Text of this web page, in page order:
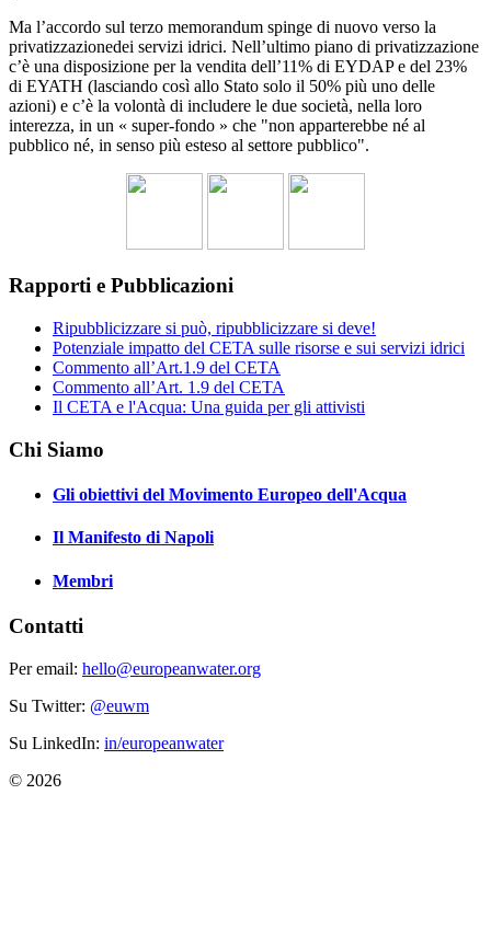
Ma l’accordo sul terzo memorandum spinge di nuovo verso la
privatizzazionedei servizi idrici. Nell’ultimo piano di privatizzazione
c’è una disposizione per la vendita dell’11% di EYDAP e del 23%
di EYATH (lasciando così allo Stato solo il 50% più uno delle
azioni) e c’è la volontà di includere le due società, nella loro
interezza, in un « super-fondo » che "non apparterebbe né al
pubblico né, in senso più esteso al settore pubblico".
Rapporti e Pubblicazioni
Ripubblicizzare si può, ripubblicizzare si deve!
Potenziale impatto del CETA sulle risorse e sui servizi idrici
Commento all’Art.1.9 del CETA
Commento all’Art. 1.9 del CETA
Il CETA e l'Acqua: Una guida per gli attivisti
Chi Siamo
Gli obiettivi del Movimento Europeo dell'Acqua
Il Manifesto di Napoli
Membri
Contatti
Per email: hello@europeanwater.org
Su Twitter: @euwm
Su LinkedIn: in/europeanwater
© 2026